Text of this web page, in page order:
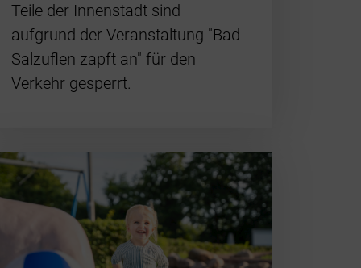
Teile der Innenstadt sind
aufgrund der Veranstaltung "Bad
Salzuflen zapft an" für den
Verkehr gesperrt.